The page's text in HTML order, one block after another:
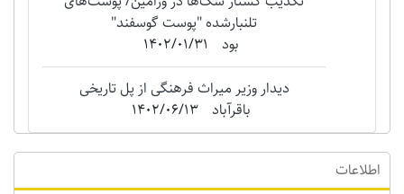
تلنبارشده "‌پوست گوسفند"
بود
1402/01/31
دیدار وزیر میراث فرهنگی از پل تاریخی
باقرآباد
1402/06/13
اطلاعات